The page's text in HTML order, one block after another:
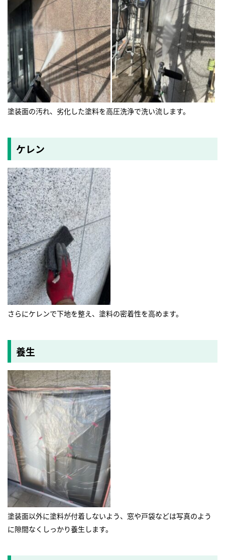
塗装面の汚れ、劣化した塗料を高圧洗浄で洗い流します。
ケレン
さらにケレンで下地を整え、塗料の密着性を高めます。
養生
塗装面以外に塗料が付着しないよう、窓や戸袋などは写真のよう
に隙間なくしっかり養生します。